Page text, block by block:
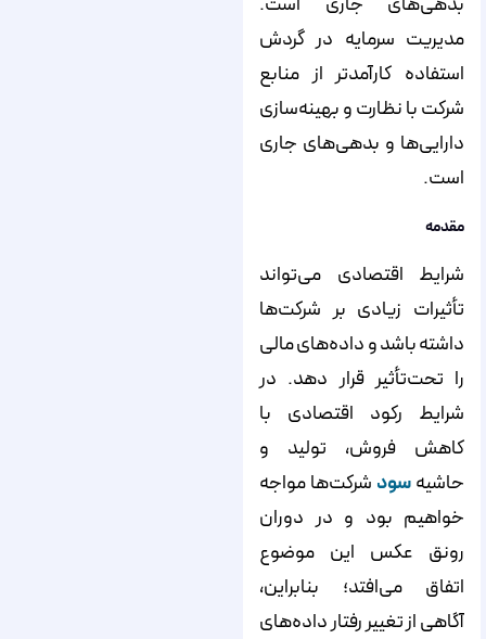
مدیریت سرمایه در گردش
استفاده کارآمدتر از منابع
شرکت با نظارت و بهینه‌سازی
دارایی‌ها و بدهی‌های جاری
است.
مقدمه
شرایط اقتصادی می‌تواند
تأثیرات زیادی بر شرکت‌ها
داشته باشد و داده‌های مالی
را تحت‌تأثیر قرار دهد. در
شرایط رکود اقتصادی با
کاهش فروش، تولید و
حاشیهسود شرکت‌ها مواجه
خواهیم بود و در دوران
رونق عکس این موضوع
اتفاق می‌افتد؛ بنابراین،
آگاهی از تغییر رفتار داده‌های